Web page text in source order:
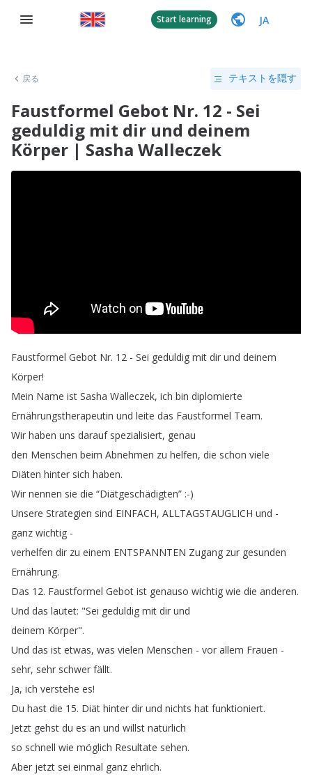
Start learning JA
戻る テキストを隠す
Faustformel Gebot Nr. 12 - Sei
geduldig mit dir und deinem
Körper | Sasha Walleczek
Faustformel Gebot Nr. 12 - Sei geduldig mit dir und deinem
Körper!
Mein Name ist Sasha Walleczek, ich bin diplomierte
Ernährungstherapeutin und leite das Faustformel Team.
Wir haben uns darauf spezialisiert, genau
den Menschen beim Abnehmen zu helfen, die schon viele
Diäten hinter sich haben.
Wir nennen sie die “Diätgeschädigten” :-)
Unsere Strategien sind EINFACH, ALLTAGSTAUGLICH und -
ganz wichtig -
verhelfen dir zu einem ENTSPANNTEN Zugang zur gesunden
Ernährung.
Das 12. Faustformel Gebot ist genauso wichtig wie die anderen.
Und das lautet: "Sei geduldig mit dir und
deinem Körper".
Und das ist etwas, was vielen Menschen - vor allem Frauen -
sehr, sehr schwer fällt.
Ja, ich verstehe es!
Du hast die 15. Diät hinter dir und nichts hat funktioniert.
Jetzt gehst du es an und willst natürlich
so schnell wie möglich Resultate sehen.
Aber jetzt sei einmal ganz ehrlich.